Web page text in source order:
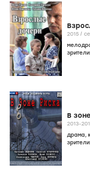
2015 /
В
2013-
драма,